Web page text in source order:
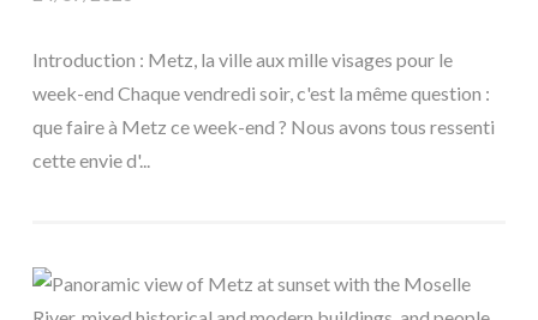
Introduction : Metz, la ville aux mille visages pour le
week-end Chaque vendredi soir, c'est la même question :
que faire à Metz ce week-end ? Nous avons tous ressenti
cette envie d'...